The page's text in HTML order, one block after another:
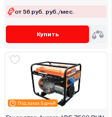
от 56 руб. руб./мес.
Купить
Под заказ 5 дней